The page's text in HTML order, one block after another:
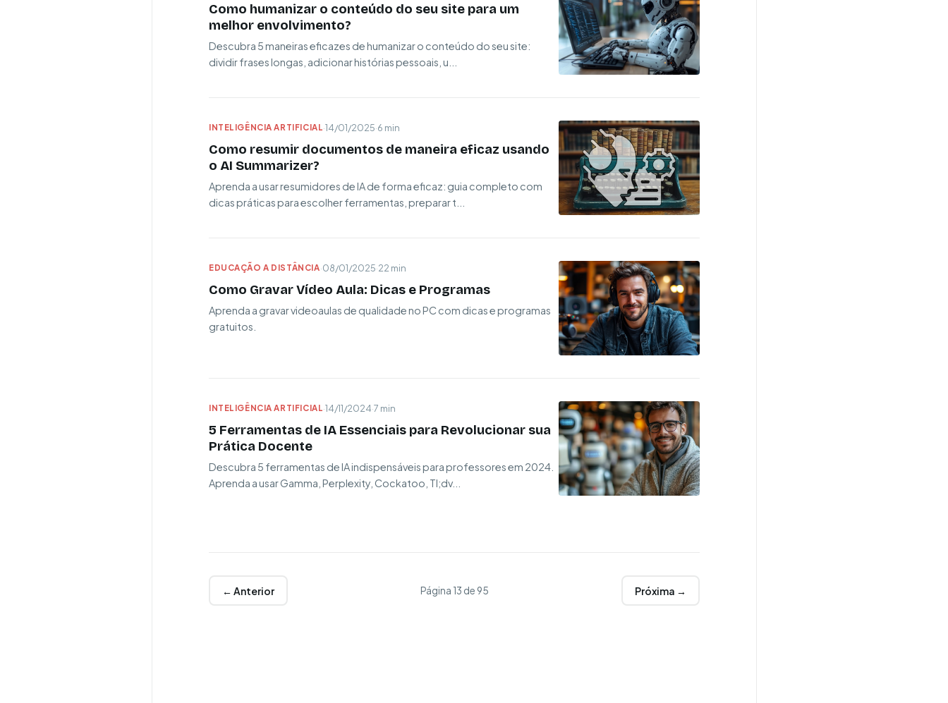
Como humanizar o conteúdo do seu site para um
melhor envolvimento?
Descubra 5 maneiras eficazes de humanizar o conteúdo do seu site:
dividir frases longas, adicionar histórias pessoais, u...
INTELIGÊNCIA ARTIFICIAL·14/01/2025·6 min
Como resumir documentos de maneira eficaz usando
o AI Summarizer?
Aprenda a usar resumidores de IA de forma eficaz: guia completo com
dicas práticas para escolher ferramentas, preparar t...
EDUCAÇÃO A DISTÂNCIA·08/01/2025·22 min
Como Gravar Vídeo Aula: Dicas e Programas
Aprenda a gravar videoaulas de qualidade no PC com dicas e programas
gratuitos.
INTELIGÊNCIA ARTIFICIAL·14/11/2024·7 min
5 Ferramentas de IA Essenciais para Revolucionar sua
Prática Docente
Descubra 5 ferramentas de IA indispensáveis para professores em 2024.
Aprenda a usar Gamma, Perplexity, Cockatoo, Tl;dv...
← Anterior Página 13 de 95 Próxima →